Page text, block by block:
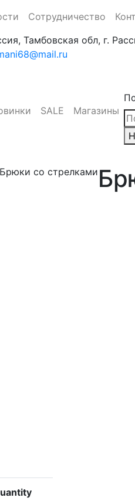
Сотрудничество
Тамбовская обл, г.
SALE Магазины
со стрелками